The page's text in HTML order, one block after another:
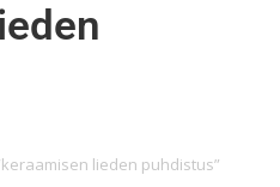
lieden puhdistus”